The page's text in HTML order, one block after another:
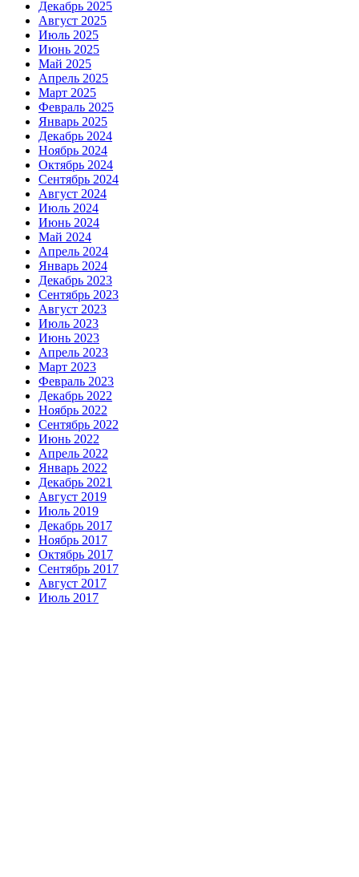
Декабрь 2025
Август 2025
Июль 2025
Июнь 2025
Май 2025
Апрель 2025
Март 2025
Февраль 2025
Январь 2025
Декабрь 2024
Ноябрь 2024
Октябрь 2024
Сентябрь 2024
Август 2024
Июль 2024
Июнь 2024
Май 2024
Апрель 2024
Январь 2024
Декабрь 2023
Сентябрь 2023
Август 2023
Июль 2023
Июнь 2023
Апрель 2023
Март 2023
Февраль 2023
Декабрь 2022
Ноябрь 2022
Сентябрь 2022
Июнь 2022
Апрель 2022
Январь 2022
Декабрь 2021
Август 2019
Июль 2019
Декабрь 2017
Ноябрь 2017
Октябрь 2017
Сентябрь 2017
Август 2017
Июль 2017